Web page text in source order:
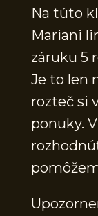
Na túto
Mariani
záruku 5
Je to len
rozteč si
ponuky.